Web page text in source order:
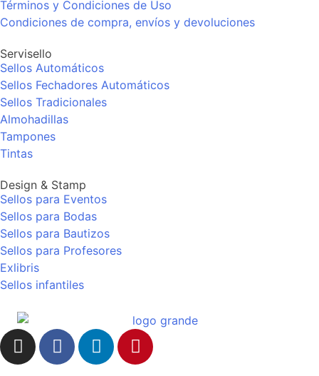
Términos y Condiciones de Uso
Condiciones de compra, envíos y devoluciones
Servisello
Sellos Automáticos
Sellos Fechadores Automáticos
Sellos Tradicionales
Almohadillas
Tampones
Tintas
Design & Stamp
Sellos para Eventos
Sellos para Bodas
Sellos para Bautizos
Sellos para Profesores
Exlibris
Sellos infantiles